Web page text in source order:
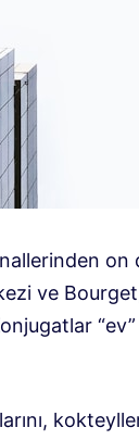
on
ve